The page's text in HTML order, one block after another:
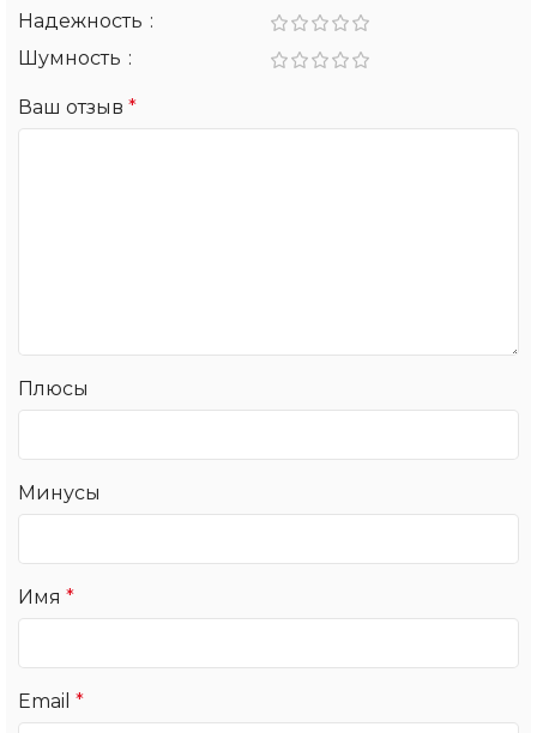
Надежность
Шумность
Ваш отзыв *
Плюсы
Минусы
Имя *
Email *